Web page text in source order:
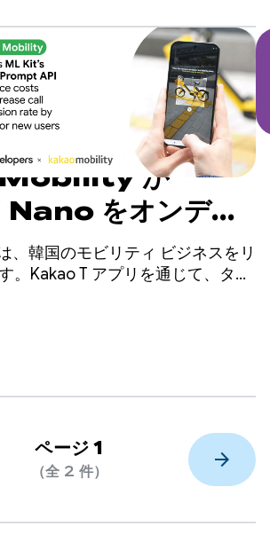
が
をオンデバ
してコストを削減
ンバージョンを
、韓国のモビリティ ビジネスをリ
。Kakao T アプリを通じて、タク
ーション、自転車やスクーターの
ページ 1
（全 2 件） arrow_forward